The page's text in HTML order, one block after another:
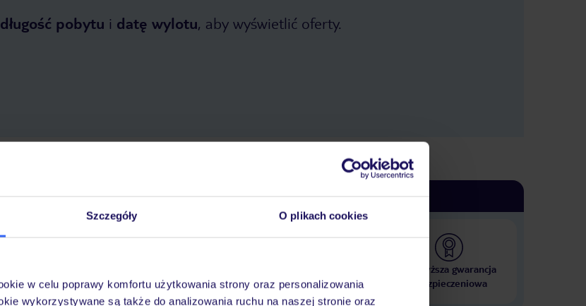
Szczegóły O plikach cookies
w celu poprawy komfortu użytkowania strony oraz personalizowania
wykorzystywane są także do analizowania ruchu na naszej stronie oraz
długość pobytu i datę wylotu, aby wyświetlić oferty.
Dlaczego warto wybrać TUI?
wakacjach 24/7
krajach
Najwyższa gwarancja
ubezpieczeniowa